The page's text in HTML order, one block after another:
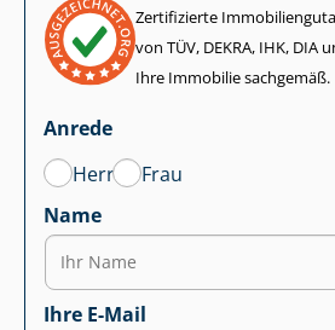
Zertifizierte
von TÜV, DEKRA, IHK, DIA
Ihre Immobilie sachgemäß.
Anrede
Herr
Frau
Name
Ihre E-Mail